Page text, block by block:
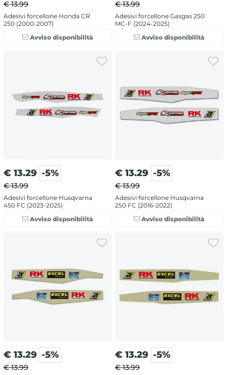
€ 13.99
Adesivi forcellone Honda CR
250 (2000-2007)
Avviso disponibilità
€ 13.99
Adesivi forcellone Gasgas 250
MC-F (2024-2025)
Avviso disponibilità
€ 13.29 -5%
€ 13.99
Adesivi forcellone Husqvarna
450 FC (2023-2025)
Avviso disponibilità
€ 13.29 -5%
€ 13.99
Adesivi forcellone Husqvarna
250 FC (2016-2022)
Avviso disponibilità
€ 13.29 -5%
€ 13.99
€ 13.29 -5%
€ 13.99